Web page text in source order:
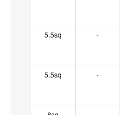
5.5sq -
5.5sq -